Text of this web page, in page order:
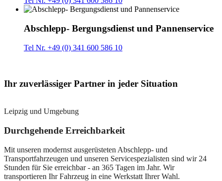
Abschlepp- Bergungsdienst und Pannenservice
Tel Nr. +49 (0) 341 600 586 10
Ihr zuverlässiger Partner in jeder Situation
Leipzig und Umgebung
Durchgehende Erreichbarkeit
Mit unseren modernst ausgerüsteten Abschlepp- und
Transportfahrzeugen und unseren Servicespezialisten sind wir 24
Stunden für Sie erreichbar - an 365 Tagen im Jahr. Wir
transportieren Ihr Fahrzeug in eine Werkstatt Ihrer Wahl.